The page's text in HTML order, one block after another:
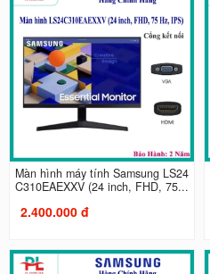
Màn hình máy tính Samsung LS24
C310EAEXXV (24 inch, FHD, 75...
2.400.000 đ